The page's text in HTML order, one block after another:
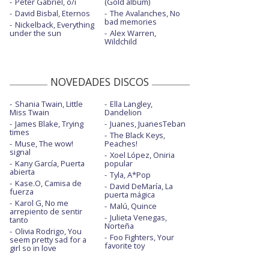
David Bisbal, Eternos
Nickelback, Everything
under the sun
The Avalanches, No
bad memories
Alex Warren,
Wildchild
NOVEDADES DISCOS
Shania Twain, Little
Miss Twain
James Blake, Trying
times
Muse, The wow!
signal
Kany García, Puerta
abierta
Kase.O, Camisa de
fuerza
Karol G, No me
arrepiento de sentir
tanto
Olivia Rodrigo, You
seem pretty sad for a
girl so in love
Ella Langley,
Dandelion
Juanes, JuanesTeban
The Black Keys,
Peaches!
Xoel López, Oniria
popular
Tyla, A*Pop
David DeMaría, La
puerta mágica
Malú, Quince
Julieta Venegas,
Norteña
Foo Fighters, Your
favorite toy